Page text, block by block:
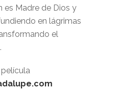
es Madre de Dios y
en lágrimas
el